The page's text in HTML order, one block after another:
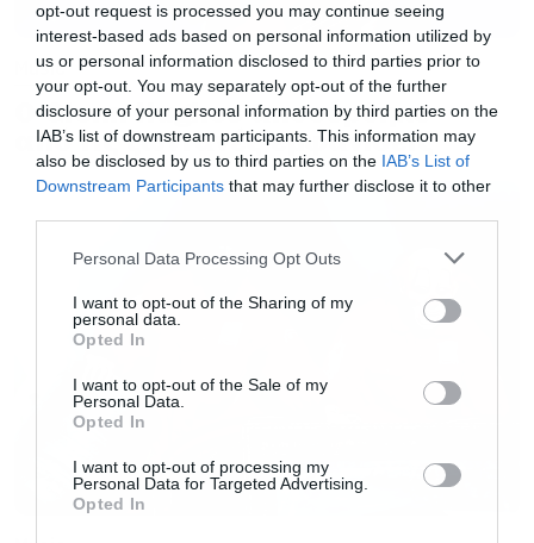
opt-out request is processed you may continue seeing
interest-based ads based on personal information utilized by
us or personal information disclosed to third parties prior to
your opt-out. You may separately opt-out of the further
disclosure of your personal information by third parties on the
IAB’s list of downstream participants. This information may
also be disclosed by us to third parties on the IAB’s List of
Downstream Participants that may further disclose it to other
Please note that this website/app uses one or more Google
not limited to your visit or usage behaviour. You may click to
grant or deny consent to Google and its third-party tags to
use your data for below specified purposes in below Google
consent section.
Personal Data Processing Opt Outs
I want to opt-out of the Sharing of my
personal data.
Opted In
I want to opt-out of the Sale of my
Personal Data.
Opted In
I want to opt-out of processing my
Personal Data for Targeted Advertising.
Opted In
Το επερχόμενο νέο άλμπουμ των Red Hot Chili
Peppers θα είναι το πρώτο με τον John
Frusciante μετά το Stadium Arcadium του
2006, ενώ έχει ενδιαφέρον να δούμε αν θα
προλάβουν να κυκλοφορήσουν κάτι μέχρι να
τους δούμε στην Ελλάδαστις 5 Ιουνίου στο
πλαίσιο του Ejekt Festival.
Θα είναι επίσης η πρώτη φορά που θα ανέβουν
σε ελληνική σκηνή με τον Frusciante, αφού την
προηγούμενη φορά που μας είχαν έρθει, ήταν
για την περιοδεία του I’m With You, με τον Josh
Klinghoffer.
Music
Ο Glenn Hughes αποσύρθηκε
από τις ζωντανές εμφανίσεις